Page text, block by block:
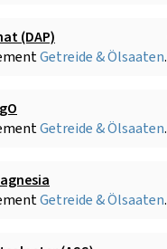
(DAP)
Getreide & Ölsaaten.
Getreide & Ölsaaten.
Getreide & Ölsaaten.